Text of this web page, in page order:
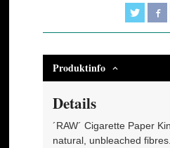
Produktinfo
Details
´RAW´ Cigarette Paper
natural, unbleached